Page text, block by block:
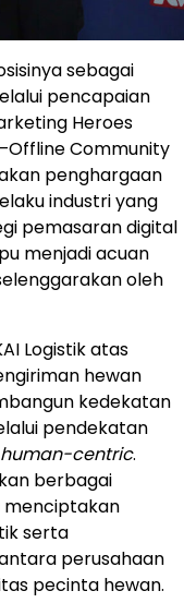
sebagai
pencapaian
Heroes
Community
penghargaan
industri yang
pemasaran digital
menjadi acuan
oleh
Logistik atas
hewan
kedekatan
pendekatan
human-centric.
berbagai
menciptakan
serta
perusahaan
pecinta hewan.